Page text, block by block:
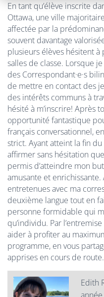
En tant qu’élève inscrite
Ottawa, une ville
affectée par la
souvent davantage
plusieurs élèves hésitent
salles de classe. Lorsque
des Correspondant·e·s
de mettre en contact des
des intérêts communs à
hésité à m’inscrire! Après
opportunité fantastique
français conversationnel,
strict. Ayant atteint la fin
affirmer sans hésitation
permis d’atteindre mon
amusante et enrichissante.
entretenues avec ma
deuxième langue tout en
personne formidable qui
qu’individu. Par
aider à profiter au
programme, en vous
apprises en cours de route.
Edith